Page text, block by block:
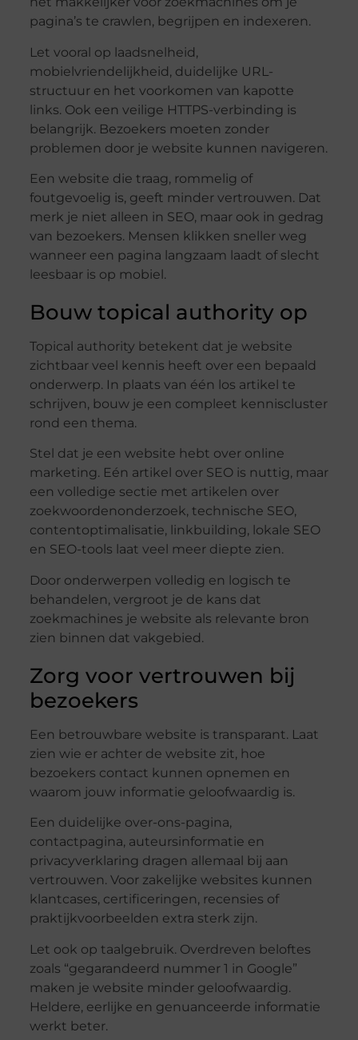
pagina’s te crawlen, begrijpen en indexeren.
Let vooral op laadsnelheid,
mobielvriendelijkheid, duidelijke URL-
structuur en het voorkomen van kapotte
links. Ook een veilige HTTPS-verbinding is
belangrijk. Bezoekers moeten zonder
problemen door je website kunnen navigeren.
Een website die traag, rommelig of
foutgevoelig is, geeft minder vertrouwen. Dat
merk je niet alleen in SEO, maar ook in gedrag
van bezoekers. Mensen klikken sneller weg
wanneer een pagina langzaam laadt of slecht
leesbaar is op mobiel.
Bouw topical authority op
Topical authority betekent dat je website
zichtbaar veel kennis heeft over een bepaald
onderwerp. In plaats van één los artikel te
schrijven, bouw je een compleet kenniscluster
rond een thema.
Stel dat je een website hebt over online
marketing. Eén artikel over SEO is nuttig, maar
een volledige sectie met artikelen over
zoekwoordenonderzoek, technische SEO,
contentoptimalisatie, linkbuilding, lokale SEO
en SEO-tools laat veel meer diepte zien.
Door onderwerpen volledig en logisch te
behandelen, vergroot je de kans dat
zoekmachines je website als relevante bron
zien binnen dat vakgebied.
Zorg voor vertrouwen bij
bezoekers
Een betrouwbare website is transparant. Laat
zien wie er achter de website zit, hoe
bezoekers contact kunnen opnemen en
waarom jouw informatie geloofwaardig is.
Een duidelijke over-ons-pagina,
contactpagina, auteursinformatie en
privacyverklaring dragen allemaal bij aan
vertrouwen. Voor zakelijke websites kunnen
klantcases, certificeringen, recensies of
praktijkvoorbeelden extra sterk zijn.
Let ook op taalgebruik. Overdreven beloftes
zoals “gegarandeerd nummer 1 in Google”
maken je website minder geloofwaardig.
Heldere, eerlijke en genuanceerde informatie
werkt beter.